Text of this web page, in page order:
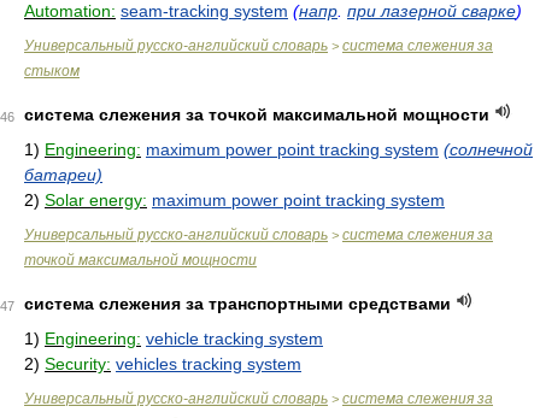
Automation: seam-tracking system (напр при лазерной сварке)
Универсальный русско-английский словарь > система слежения за
стыком
46
система слежения за точкой максимальной мощности
1) Engineering: maximum power point tracking system (солнечной
батареи)
2) Solar energy: maximum power point tracking system
Универсальный русско-английский словарь > система слежения за
точкой максимальной мощности
47
система слежения за транспортными средствами
1) Engineering: vehicle tracking system
2) Security: vehicles tracking system
Универсальный русско-английский словарь > система слежения за